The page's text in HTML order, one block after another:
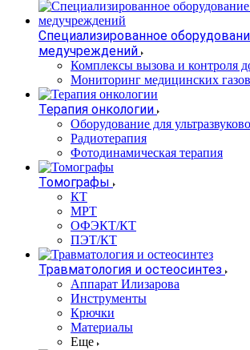
Специализированное
медучреждений
Комплексы вызова и контроля
Мониторинг медицинских газов
Терапия онкологии
Оборудование для
Радиотерапия
Фотодинамическая терапия
Томографы
КТ
МРТ
ОФЭКТ/КТ
ПЭТ/КТ
Травматология и остеосинтез
Аппарат Илизарова
Инструменты
Крючки
Материалы
Еще